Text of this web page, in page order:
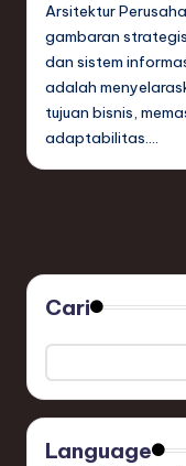
Arsitektur
gambaran
dan sistem
adalah
tujuan bisnis,
adaptabilitas.…
pos
Cari
Language